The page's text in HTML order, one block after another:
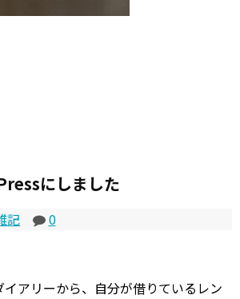
にしました
記
0
アリーから、自分が借りているレン